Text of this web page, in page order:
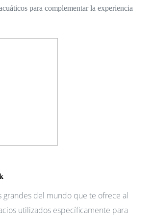
para complementar la experiencia
grandes del mundo que te ofrece al
utilizados específicamente para